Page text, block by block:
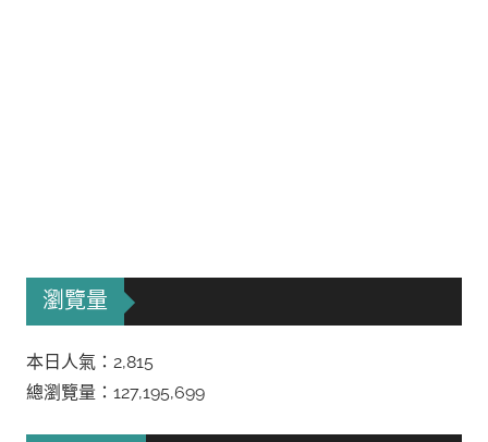
瀏覽量
本日人氣：2,815
總瀏覽量：127,195,699